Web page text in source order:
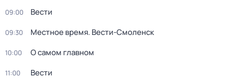
09:00 Вести
09:30 Местное время. Вести-Смоленск
10:00 О самом главном
11:00 Вести